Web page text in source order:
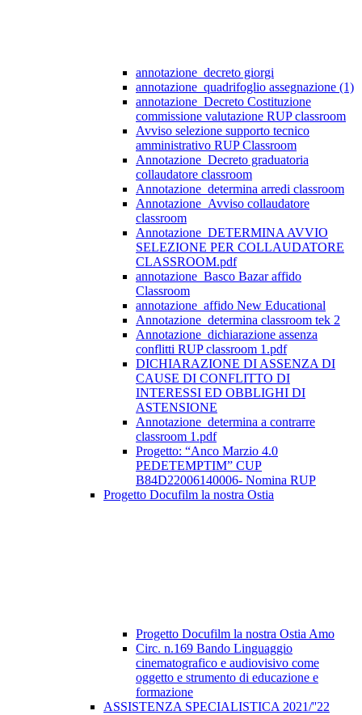
annotazione_decreto giorgi
annotazione_quadrifoglio assegnazione (1)
annotazione_Decreto Costituzione
commissione valutazione RUP classroom
Avviso selezione supporto tecnico
amministrativo RUP Classroom
Annotazione_Decreto graduatoria
collaudatore classroom
Annotazione_determina arredi classroom
Annotazione_Avviso collaudatore
classroom
Annotazione_DETERMINA AVVIO
SELEZIONE PER COLLAUDATORE
CLASSROOM.pdf
annotazione_Basco Bazar affido
Classroom
annotazione_affido New Educational
Annotazione_determina classroom tek 2
Annotazione_dichiarazione assenza
conflitti RUP classroom 1.pdf
DICHIARAZIONE DI ASSENZA DI
CAUSE DI CONFLITTO DI
INTERESSI ED OBBLIGHI DI
ASTENSIONE
Annotazione_determina a contrarre
classroom 1.pdf
Progetto: “Anco Marzio 4.0
PEDETEMPTIM” CUP
B84D22006140006- Nomina RUP
Progetto Docufilm la nostra Ostia
Progetto Docufilm la nostra Ostia Amo
Circ. n.169 Bando Linguaggio
cinematografico e audiovisivo come
oggetto e strumento di educazione e
formazione
ASSISTENZA SPECIALISTICA 2021/''22